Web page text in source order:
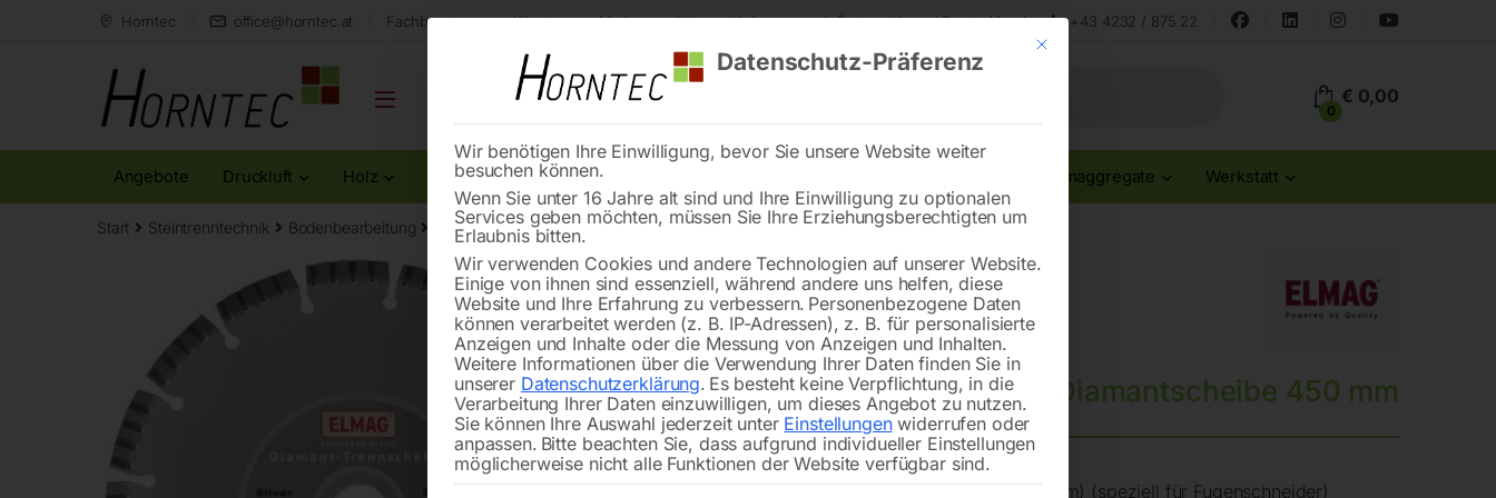
Horntec office@horntec.at Fachberatung aus Kärnten Markenqualität Lieferung nach Österreich und Deutschland +43 4232 / 875 22
0
€ 0,00
Angebote Druckluft Holz Metall Reinigung Stromaggregate Werkstatt
Start Steintrenntechnik Bodenbearbeitung Diamantscheibe 450 mm
🔍
Diamantscheibe 450 mm
PREMIUM LINE – ASPHALT (Bohrung: 25,4 mm) (speziell für Fugenschneider)
Mit diesem Button wird der Dialog geschlossen. Seine Funktionalität ist
Datenschutz-Präferenz
Wir benötigen Ihre Einwilligung, bevor Sie unsere Website weiter
besuchen können.
Wenn Sie unter 16 Jahre alt sind und Ihre Einwilligung zu optionalen
Services geben möchten, müssen Sie Ihre Erziehungsberechtigten um
Erlaubnis bitten.
Wir verwenden Cookies und andere Technologien auf unserer Website.
Einige von ihnen sind essenziell, während andere uns helfen, diese
Website und Ihre Erfahrung zu verbessern. Personenbezogene Daten
können verarbeitet werden (z. B. IP-Adressen), z. B. für personalisierte
Anzeigen und Inhalte oder die Messung von Anzeigen und Inhalten.
Weitere Informationen über die Verwendung Ihrer Daten finden Sie in
unserer Datenschutzerklärung. Es besteht keine Verpflichtung, in die
Verarbeitung Ihrer Daten einzuwilligen, um dieses Angebot zu nutzen.
Sie können Ihre Auswahl jederzeit unter Einstellungenwiderrufen oder
anpassen. Bitte beachten Sie, dass aufgrund individueller Einstellungen
möglicherweise nicht alle Funktionen der Website verfügbar sind.